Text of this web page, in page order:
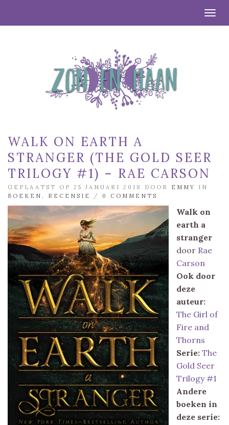
WALK ON EARTH A
STRANGER (THE GOLD SEER
TRILOGY #1) – RAE CARSON
GEPLAATST OP 25 JANUARI 2018 DOOR EMMY
IN
BOEKEN
RECENSIE / 0 COMMENTS
Walk on
earth a
stranger
door Rae
Carson
Ook door
deze
auteur:
The Girl of
Fire and
Thorns
Serie: The
Gold Seer
Trilogy #1
Andere
boeken in
deze serie: